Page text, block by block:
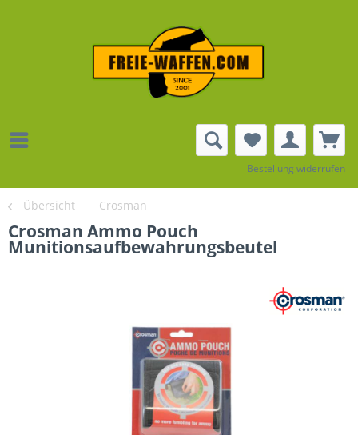
Bestellung widerrufen
Übersicht Crosman
Crosman Ammo Pouch
Munitionsaufbewahrungsbeutel